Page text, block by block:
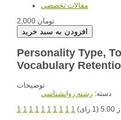
مقالات تخصصي
2,000 تومان
Personality Type,
Vocabulary
توضیحات
دسته: رشته روانشناسي
1 1 1 1 1 1 1 1 1 1